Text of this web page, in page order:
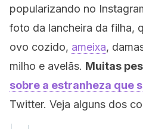
popularizando no
foto da lancheira da filha,
ovo cozido, ameixa,
milho e avelãs. Muitas
sobre a estranheza que
Twitter. Veja alguns dos